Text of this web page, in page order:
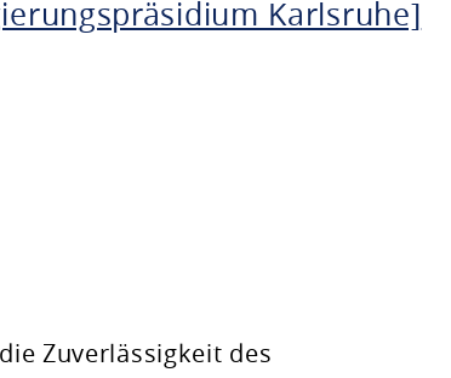
Karlsruhe]
Zuverlässigkeit des